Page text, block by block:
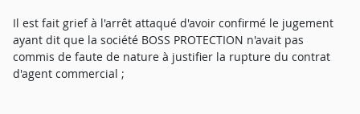
Il est fait grief à l'arrêt attaqué d'avoir confirmé le jugement
ayant dit que la société BOSS PROTECTION n'avait pas
commis de faute de nature à justifier la rupture du contrat
d'agent commercial ;